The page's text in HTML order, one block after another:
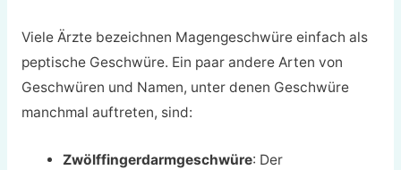
Viele Ärzte bezeichnen Magengeschwüre einfach als
peptische Geschwüre. Ein paar andere Arten von
Geschwüren und Namen, unter denen Geschwüre
manchmal auftreten, sind:
Zwölffingerdarmgeschwüre: Der